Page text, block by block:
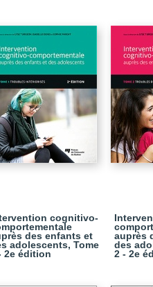
cognitivo-
des enfants et
adolescents, Tome
2e édition
auprès
des
2 - 2e